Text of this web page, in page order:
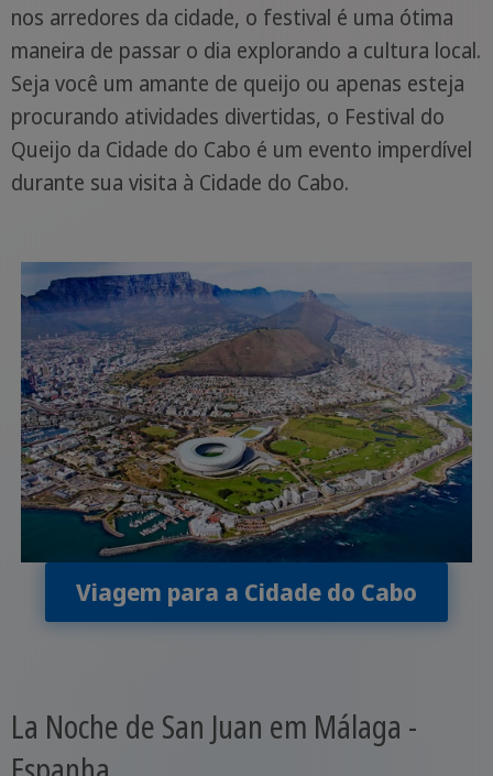
nos arredores da cidade, o festival é uma ótima
maneira de passar o dia explorando a cultura local.
Seja você um amante de queijo ou apenas esteja
procurando atividades divertidas, o Festival do
Queijo da Cidade do Cabo é um evento imperdível
durante sua visita à Cidade do Cabo.
Viagem para a Cidade do Cabo
La Noche de San Juan em Málaga -